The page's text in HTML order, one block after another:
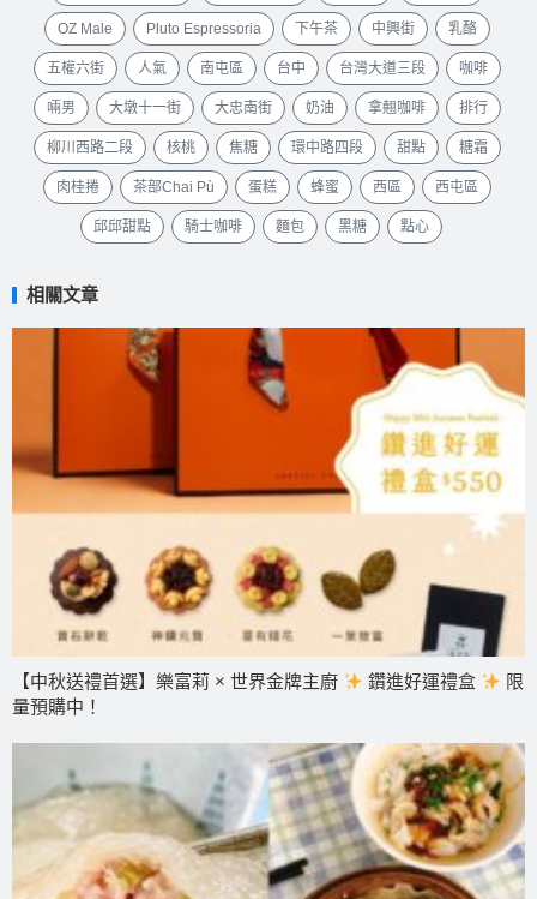
OZ Male Pluto Espressoria 下午茶 中興街 乳酪
五權六街 人氣 南屯區 台中 台灣大道三段 咖啡
啢男 大墩十一街 大忠南街 奶油 拿翹咖啡 排行
柳川西路二段 核桃 焦糖 環中路四段 甜點 糖霜
肉桂捲 茶部Chai Pù 蛋糕 蜂蜜 西區 西屯區
邱邱甜點 騎士咖啡 麵包 黑糖 點心
相關文章
【中秋送禮首選】樂富莉 × 世界金牌主廚 鑽進好運禮盒
限
量預購中！